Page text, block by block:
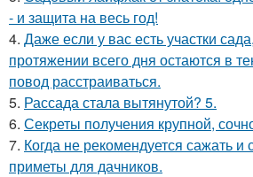
- и защита на весь год!
4. Даже если у вас есть участки
протяжении всего дня остаются в
повод расстраиваться.
5. Рассада стала вытянутой? 5.
6. Секреты получения крупной,
7. Когда не рекомендуется сажать и
приметы для дачников.